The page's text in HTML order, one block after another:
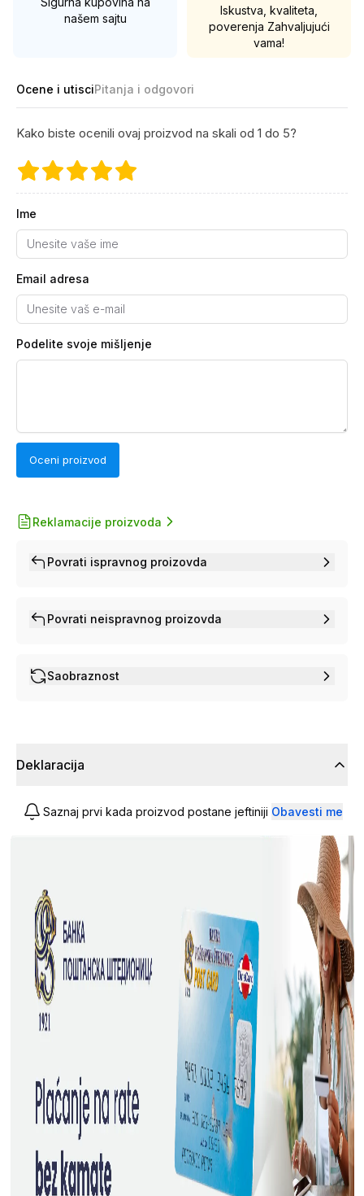
našem sajtu
Iskustva, kvaliteta,
poverenja Zahvaljujući
vama!
Ocene i utisciPitanja i odgovori
Kako biste ocenili ovaj proizvod na skali od 1 do 5?
Ime
Email adresa
Podelite svoje mišljenje
Oceni proizvod
Reklamacije proizvoda
Povrati ispravnog proizovda
Povrati neispravnog proizovda
Saobraznost
Deklaracija
Saznaj prvi kada proizvod postane jeftiniji Obavesti me